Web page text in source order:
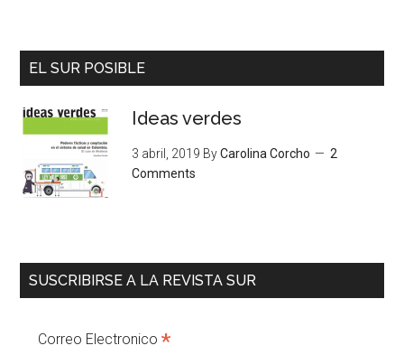
EL SUR POSIBLE
Ideas verdes
3 abril, 2019 ByCarolina Corcho
2
Comments
SUSCRIBIRSE A LA REVISTA SUR
Correo Electronico*